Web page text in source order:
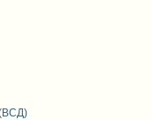
(ВСД)